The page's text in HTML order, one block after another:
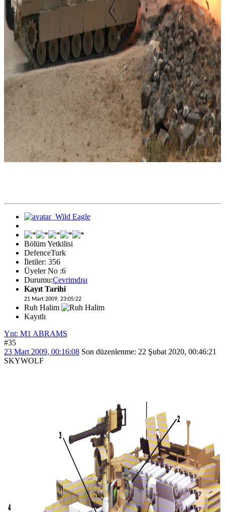
Bölüm Yetkilisi
DefenceTurk
İletiler: 356
Üyeler No :6
Durumu:Çevrimdışı
Kayıt Tarihi
21 Mart 2009, 23:05:22
Ruh Halim
Kayıtlı
Ynt: M1 ABRAMS
#35
23 Mart 2009, 00:16:08 Son düzenlenme: 22 Şubat 2020, 00:46:21
SKYWOLF